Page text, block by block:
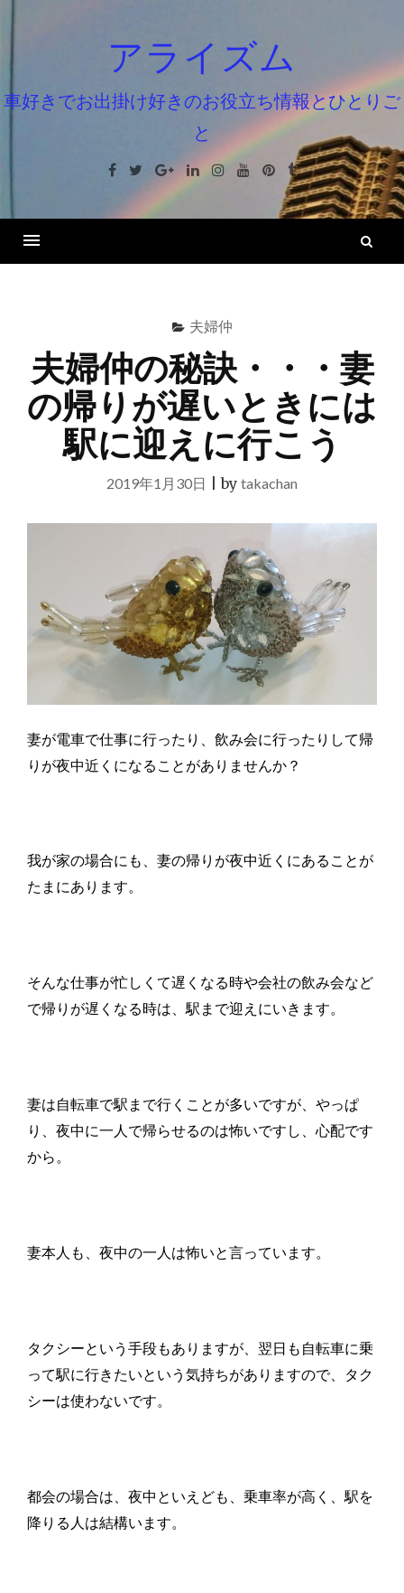
ン
ツ
ッ
アライズム
車好きでお出掛け好きのお役立ち情報とひとりご
と
Facebook
TwitterGoogle+LinkedinInstagramYoutube
Pinterest
Tumblr
夫婦仲
夫婦仲の秘訣・・・妻
の帰りが遅いときには
駅に迎えに行こう
2019年1月30日 |by takachan
妻が電車で仕事に行ったり、飲み会に行ったりして帰
りが夜中近くになることがありませんか？
我が家の場合にも、妻の帰りが夜中近くにあることが
たまにあります。
そんな仕事が忙しくて遅くなる時や会社の飲み会など
で帰りが遅くなる時は、駅まで迎えにいきます。
妻は自転車で駅まで行くことが多いですが、やっぱ
り、夜中に一人で帰らせるのは怖いですし、心配です
から。
妻本人も、夜中の一人は怖いと言っています。
タクシーという手段もありますが、翌日も自転車に乗
って駅に行きたいという気持ちがありますので、タク
シーは使わないです。
都会の場合は、夜中といえども、乗車率が高く、駅を
降りる人は結構います。